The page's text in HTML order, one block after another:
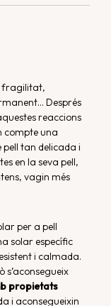
fragilitat,
Després
reaccions
compte una
tan delicada i
en la seva pell,
vagin més
per a pell
solar específic
i calmada.
s’aconsegueix
propietats
i aconsegueixin